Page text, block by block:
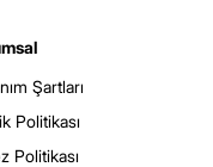
Şartları
Politikası
Politikası